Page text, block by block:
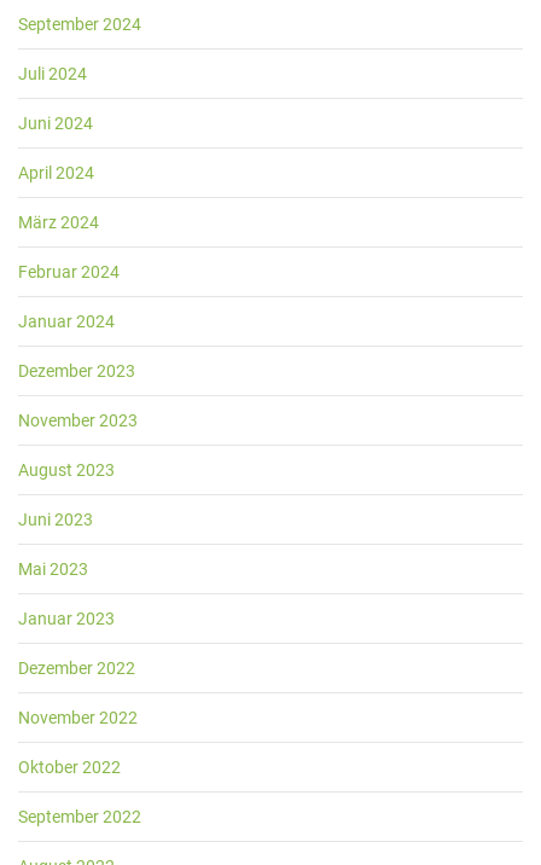
September 2024
Juli 2024
Juni 2024
April 2024
März 2024
Februar 2024
Januar 2024
Dezember 2023
November 2023
August 2023
Juni 2023
Mai 2023
Januar 2023
Dezember 2022
November 2022
Oktober 2022
September 2022